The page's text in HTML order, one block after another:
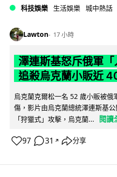
科技娛樂 生活娛樂 城中熱話
Lawton 17 小時
澤連斯基怒斥俄軍
追殺烏克蘭小販近
烏克蘭克爾松一名 52 歲小販被
傷，影片由烏克蘭總統澤連斯基
「狩獵式」攻擊，烏克蘭...
閱讀
97 31 ↗ 分享